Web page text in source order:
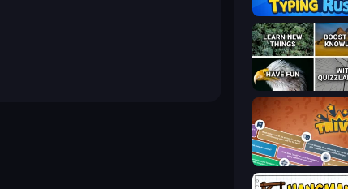
Typing Rush
QuizzLand Trivia
Trivia